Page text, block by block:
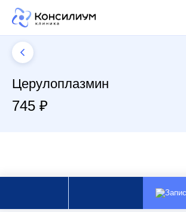
Церулоплазмин
745 ₽